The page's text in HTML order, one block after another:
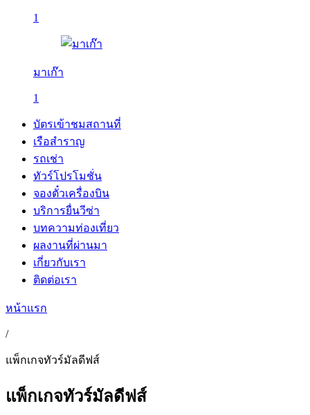
1
มาเก๊า
1
บัตรเข้าชมสถานที่
เรือสำราญ
รถเช่า
ทัวร์โปรโมชั่น
จองตั๋วเครื่องบิน
บริการยื่นวีซ่า
บทความท่องเที่ยว
ผลงานที่ผ่านมา
เกี่ยวกับเรา
ติดต่อเรา
หน้าแรก
/
แพ็กเกจทัวร์มัลดีฟส์
แพ็กเกจทัวร์มัลดีฟส์